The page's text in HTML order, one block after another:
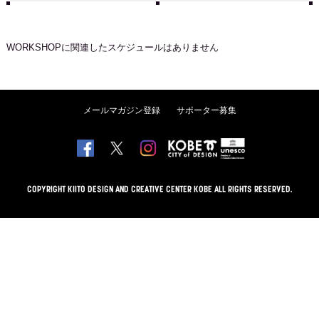
WORKSHOPに関連したスケジュールはありません
メールマガジン登録 サポーター募集
COPYRIGHT KIITO DESIGN AND CREATIVE CENTER KOBE ALL RIGHTS RESERVED.